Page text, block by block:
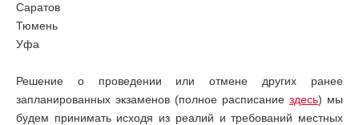
Саратов
Тюмень
Уфа
Решение о проведении или отмене других ранее
запланированных экзаменов (полное расписание здесь) мы
будем принимать исходя из реалий и требований местных